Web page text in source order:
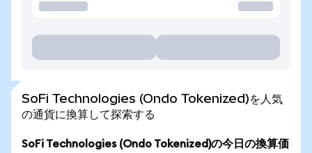
SoFi Technologies (Ondo Tokenized)を人気
の通貨に換算して探索する
SoFi Technologies (Ondo Tokenized)の今日の換算価